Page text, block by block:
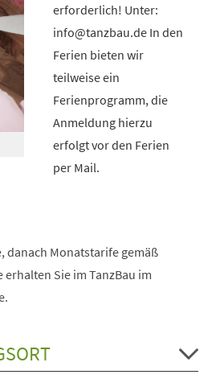
erforderlich! Unter:
info@tanzbau.de In den
Ferien bieten wir
teilweise ein
Ferienprogramm, die
Anmeldung hierzu
erfolgt vor den Ferien
per Mail.
danach Monatstarife gemäß
Sie im TanzBau im